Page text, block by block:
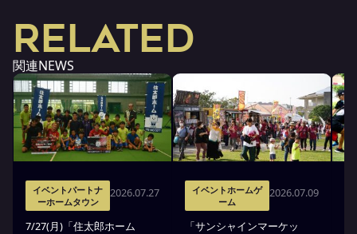
RELATED
関連NEWS
イベントパートナ
ーホームタウン
2026.07.27
7/27(月)「住太郎ホーム
イベントホームゲ
ーム
2026.07.09
「サンシャインマーケッ